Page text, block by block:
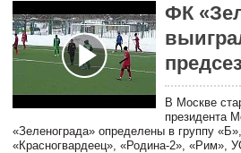
ФК
В Москве
президента
«Зеленограда» определены в группу
«Красногвардеец», «Родина-2», «Рим»,